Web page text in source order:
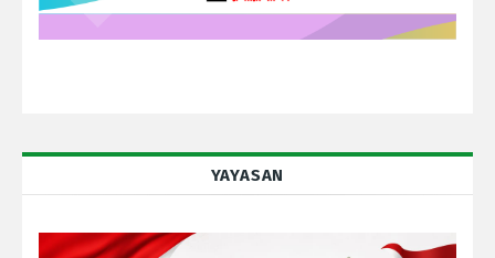
YAYASAN